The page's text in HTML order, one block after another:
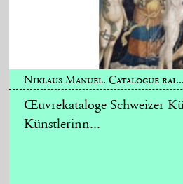
Niklaus Manuel. Catalogue rai...
Œuvrekataloge Schweizer
Künstlerinn...